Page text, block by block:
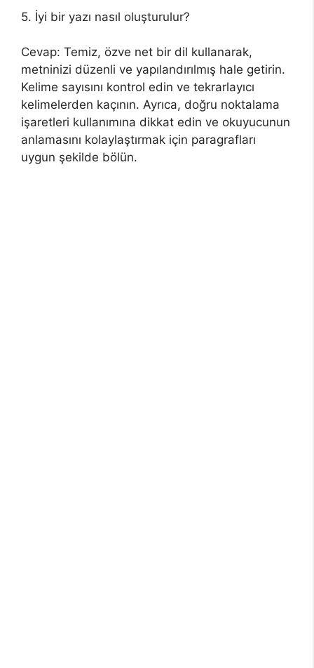
5. İyi bir yazı nasıl oluşturulur?
Cevap: Temiz, özve net bir dil kullanarak,
metninizi düzenli ve yapılandırılmış hale getirin.
Kelime sayısını kontrol edin ve tekrarlayıcı
kelimelerden kaçının. Ayrıca, doğru noktalama
işaretleri kullanımına dikkat edin ve okuyucunun
anlamasını kolaylaştırmak için paragrafları
uygun şekilde bölün.